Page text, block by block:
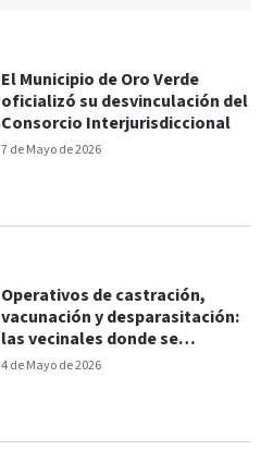
7 de Mayo de 2026
El Municipio de Oro Verde
oficializó su desvinculación del
Consorcio Interjurisdiccional
4 de Mayo de 2026
Operativos de castración,
vacunación y desparasitación:
las vecinales donde se
realizarán